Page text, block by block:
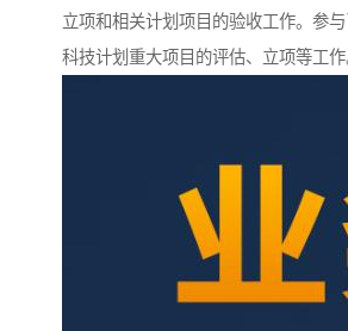
立项和相关计划项目的验收工作。参
科技计划重大项目的评估、立项等工作